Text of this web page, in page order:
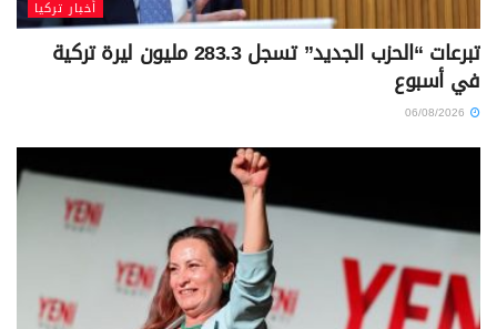
أخبار تركيا
تبرعات “الحزب الجديد” تسجل 283.3 مليون ليرة تركية
في أسبوع